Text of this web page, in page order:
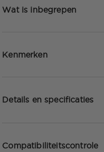
Wat is inbegrepen
Kenmerken
Details en specificaties
Compatibiliteitscontrole